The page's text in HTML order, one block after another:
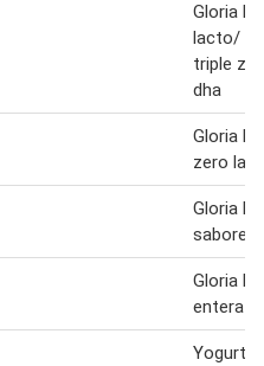
Gloria
lacto/
triple
dha
Gloria
zero
Gloria
sabores
Gloria
entera
Yogurt